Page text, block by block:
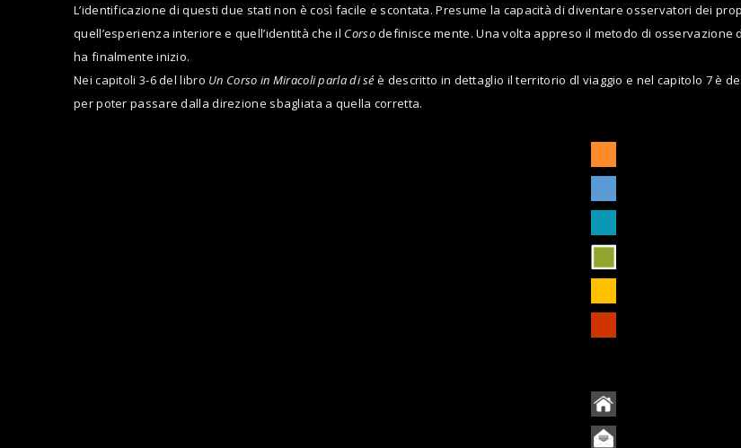
L’identificazione di questi due stati non è così facile e scontata. Presume la capacità di diventare osservatori dei
quell’esperienza interiore e quell’identità che il Corsodefinisce mente. Una volta appreso il metodo di
ha finalmente inizio.
Nei capitoli 3-6 del libro Un Corso in Miracoli parla di sé è descritto in dettaglio il territorio dl viaggio e nel capitolo 7 è
per poter passare dalla direzione sbagliata a quella corretta.